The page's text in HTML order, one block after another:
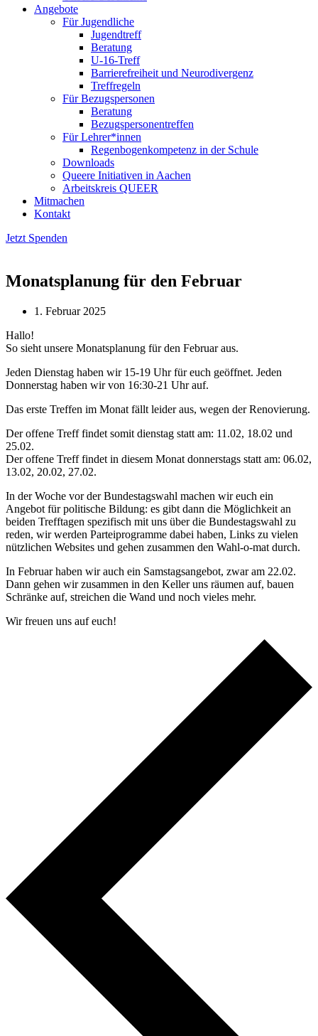
Angebote
Für Jugendliche
Jugendtreff
Beratung
U-16-Treff
Barrierefreiheit und Neurodivergenz
Treffregeln
Für Bezugspersonen
Beratung
Bezugspersonentreffen
Für Lehrer*innen
Regenbogenkompetenz in der Schule
Downloads
Queere Initiativen in Aachen
Arbeitskreis QUEER
Mitmachen
Kontakt
Jetzt Spenden
Monatsplanung für den Februar
1. Februar 2025
Hallo!
So sieht unsere Monatsplanung für den Februar aus.
Jeden Dienstag haben wir 15-19 Uhr für euch geöffnet. Jeden
Donnerstag haben wir von 16:30-21 Uhr auf.
Das erste Treffen im Monat fällt leider aus, wegen der Renovierung.
Der offene Treff findet somit dienstag statt am: 11.02, 18.02 und
25.02.
Der offene Treff findet in diesem Monat donnerstags statt am: 06.02,
13.02, 20.02, 27.02.
In der Woche vor der Bundestagswahl machen wir euch ein
Angebot für politische Bildung: es gibt dann die Möglichkeit an
beiden Trefftagen spezifisch mit uns über die Bundestagswahl zu
reden, wir werden Parteiprogramme dabei haben, Links zu vielen
nützlichen Websites und gehen zusammen den Wahl-o-mat durch.
In Februar haben wir auch ein Samstagsangebot, zwar am 22.02.
Dann gehen wir zusammen in den Keller uns räumen auf, bauen
Schränke auf, streichen die Wand und noch vieles mehr.
Wir freuen uns auf euch!